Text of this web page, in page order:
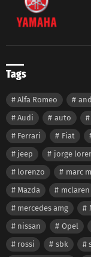
Tags
Alfa Romeo
Audi
auto
Ferrari
Fiat
jeep
jorge
lorenzo
marc
Mazda
mclaren
mercedes amg
nissan
Opel
rossi
sbk